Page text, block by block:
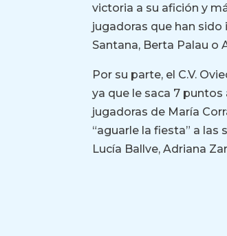
victoria a su afición y
jugadoras que han
Santana, Berta Palau o
Por su parte, el C.V.
ya que le saca 7
jugadoras de María
“aguarle la fiesta” a
Lucía Ballve, Adriana